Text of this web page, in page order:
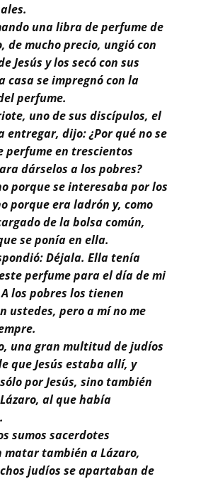
una libra de perfume de
de mucho precio, ungió con
Jesús y los secó con sus
casa se impregnó con la
perfume.
uno de sus discípulos, el
entregar, dijo: ¿Por qué no se
perfume en trescientos
dárselos a los pobres?
porque se interesaba por los
porque era ladrón y, como
de la bolsa común,
se ponía en ella.
Déjala. Ella tenía
perfume para el día de mi
los pobres los tienen
ustedes, pero a mí no me
una gran multitud de judíos
que Jesús estaba allí, y
por Jesús, sino también
al que había
sumos sacerdotes
matar también a Lázaro,
judíos se apartaban de